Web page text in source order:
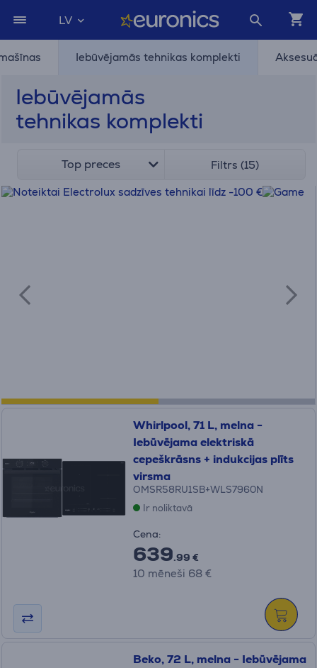
LV
Iebūvējamās tehnikas komplekti
Iebūvējamās
tehnikas komplekti
Top preces Filtrs (15)
Whirlpool, 71 L, melna -
Iebūvējama elektriskā
cepeškrāsns + indukcijas plīts
virsma
OMSR58RU1SB+WLS7960N
Ir noliktavā
Cena:
639.99 €
10 mēneši 68 €
Beko, 72 L, melna - Iebūvējama